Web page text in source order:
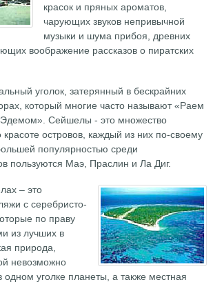
красок и пряных ароматов,
чарующих звуков непривычной
музыки и шума прибоя, древних
воображение рассказов о пиратских
уголок, затерянный в бескрайних
который многие часто называют «Раем
Сейшелы - это множество
красоте островов, каждый из них по-своему
популярностью среди
пользуются Маэ, Праслин и Ла Диг.
– это
с серебристо-
по праву
из лучших в
природа,
невозможно
одном уголке планеты, а также местная